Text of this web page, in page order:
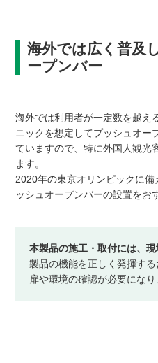
海外では広く普及
ープンバー
海外では利用者が一定数を越え
ニックを想定してプッシュオー
ていますので、特に外国人観光
ます。
2020年の東京オリンピックに
ッシュオープンバーの設置をお
本製品の施工・取付には、現
製品の機能を正しく発揮す
扉や環境の確認が必要になり